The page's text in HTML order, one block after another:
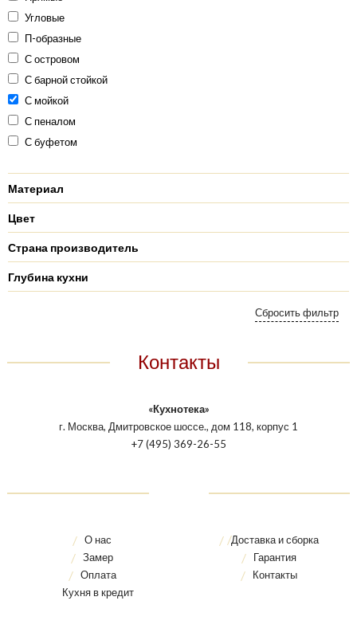
Угловые
П-образные
С островом
С барной стойкой
С мойкой
С пеналом
С буфетом
Материал
Цвет
Страна производитель
Глубина кухни
Контакты
«Кухнотека»
г. Москва, Дмитровское шоссе., дом 118, корпус 1
+7 (495) 369-26-55
О нас
Замер
Оплата
Кухня в кредит
Доставка и сборка
Гарантия
Контакты